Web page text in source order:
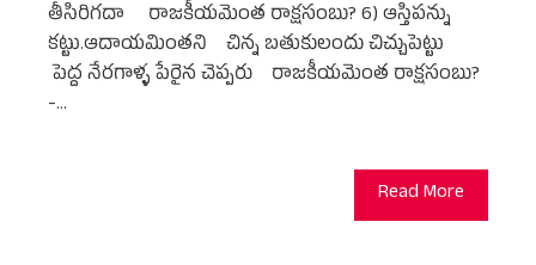
తీసిరిగదా రాజకీయమెంత రాక్షసంబు? 6) ఆస్తిపన్ను
కట్టు.ఆదాయమింతని చిన్న బతుకులందు చిచ్చుపెట్టు
పెద్ద నేరగాళ్ళ పేరైన చెప్పరు రాజకీయమెంత రాక్షసంబు?
-…
Read More